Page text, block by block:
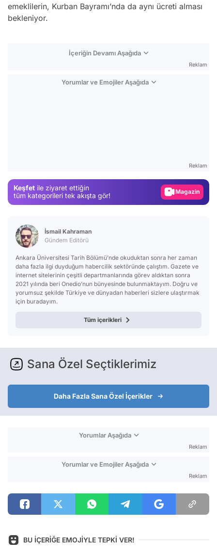
emeklilerin, Kurban Bayramı’nda da aynı ücreti alması
bekleniyor.
İçeriğin Devamı Aşağıda
Reklam
Yorumlar ve Emojiler Aşağıda
Reklam
Keşfet ile ziyaret ettiğin
tüm kategorileri tek akışta gör!
Magazin
İsmail Kahraman
Gündem Editörü
Ankara Üniversitesi Tarih Bölümü’nde okuduktan sonra her zaman
daha fazla ilgi duyduğum habercilik sektöründe çalıştım. Gazete ve
internet sitelerinin çeşitli departmanlarında görev aldıktan sonra
2021 yılında beri Onedio’nun bünyesinde bulunmaktayım. Doğru ve
yorumsuz şekilde Türkiye ve dünyadan haberleri sizlere ulaştırmak
için buradayım.
Tüm içerikleri
Sana Özel Seçtiklerimiz
Daha Fazla Sana Özel İçerikler
Yorumlar Aşağıda
Reklam
Yorumlar ve Emojiler Aşağıda
Reklam
BU İÇERİĞE EMOJİYLE TEPKİ VER!